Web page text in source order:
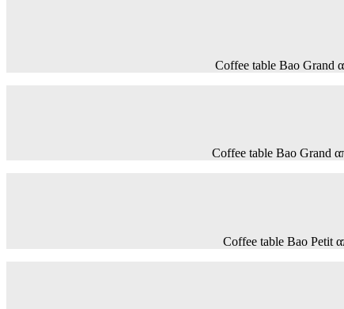
Coffee table Bao
Coffee table Bao Grand
Coffee table Bao Petit